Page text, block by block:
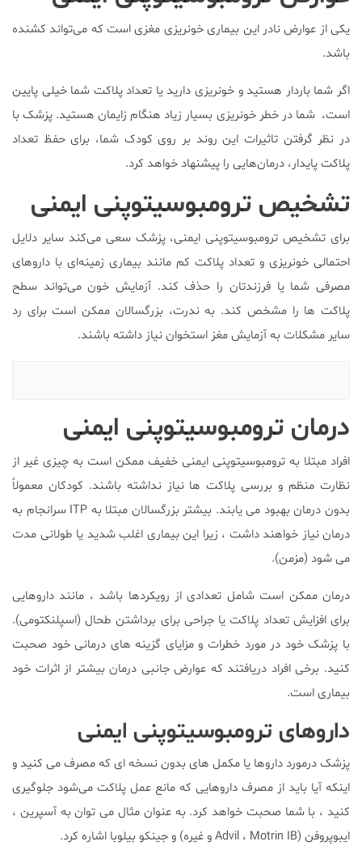
یکی از عوارض نادر این بیماری خونریزی مغزی است که می‌تواند کشنده
باشد.
اگر شما باردار هستید و خونریزی دارید یا تعداد پلاکت شما خیلی پایین
است، شما در خطر خونریزی بسیار زیاد هنگام زایمان هستید. پزشک با
در نظر گرفتن تاثیرات این روند بر روی کودک شما، برای حفظ تعداد
پلاکت پایدار، درمان‌هایی را پیشنهاد خواهد کرد.
تشخیص ترومبوسیتوپنی ایمنی
برای تشخیص ترومبوسیتوپنی ایمنی، پزشک سعی می‌کند سایر دلایل
احتمالی خونریزی و تعداد پلاکت کم مانند بیماری زمینه‌ای با داروهای
مصرفی شما یا فرزندتان را حذف کند. آزمایش خون می‌تواند سطح
پلاکت ها را مشخص کند. به ندرت، بزرگسالان ممکن است برای رد
سایر مشکلات به آزمایش مغز استخوان نیاز داشته باشند.
درمان ترومبوسیتوپنی ایمنی
افراد مبتلا به ترومبوسیتوپنی ایمنی خفیف ممکن است به چیزی غیر از
نظارت منظم و بررسی پلاکت ها نیاز نداشته باشند. کودکان معمولاً
بدون درمان بهبود می یابند. بیشتر بزرگسالان مبتلا به ITP سرانجام به
درمان نیاز خواهند داشت ، زیرا این بیماری اغلب شدید یا طولانی مدت
می شود (مزمن).
درمان ممکن است شامل تعدادی از رویکردها باشد ، مانند داروهایی
برای افزایش تعداد پلاکت یا جراحی برای برداشتن طحال (اسپلنکتومی).
با پزشک خود در مورد خطرات و مزایای گزینه های درمانی خود صحبت
کنید. برخی افراد دریافتند که عوارض جانبی درمان بیشتر از اثرات خود
بیماری است.
داروهای ترومبوسیتوپنی ایمنی
پزشک درمورد داروها یا مکمل های بدون نسخه ای که مصرف می کنید و
اینکه آیا باید از مصرف داروهایی که مانع عمل پلاکت می‌شود جلوگیری
کنید ، با شما صحبت خواهد کرد. به عنوان مثال می توان به آسپرین ،
ایبوپروفن (Advil ، Motrin IB و غیره) و جینکو بیلوبا اشاره کرد.